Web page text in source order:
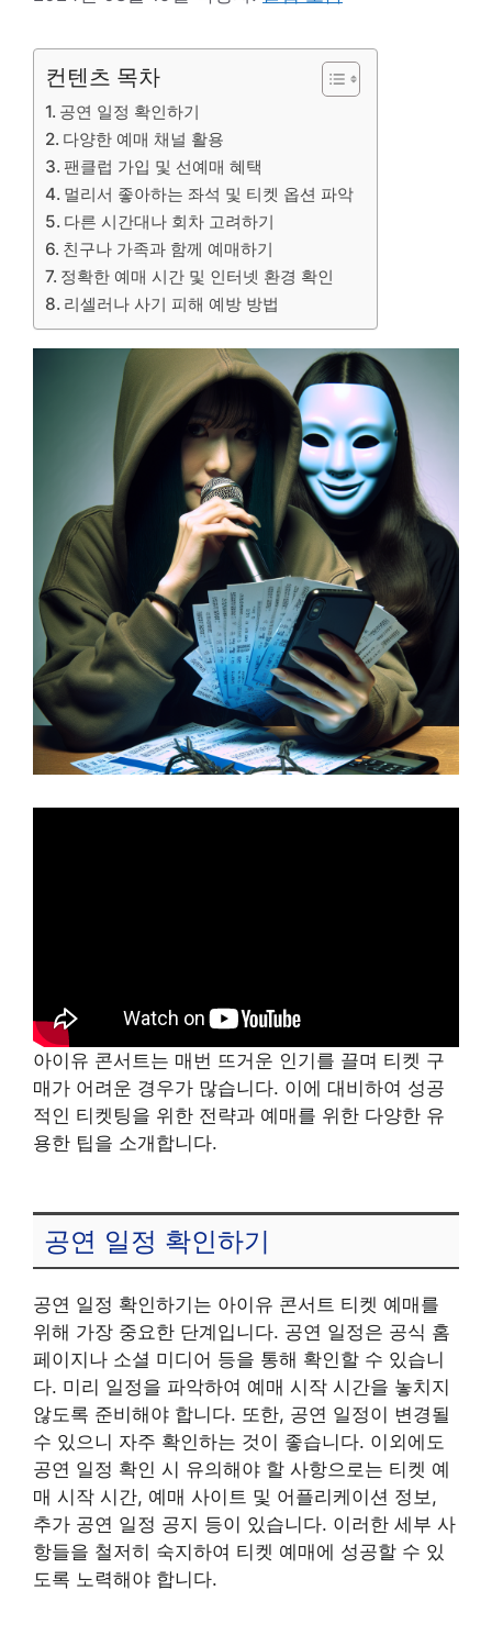
컨텐츠 목차
공연 일정 확인하기
다양한 예매 채널 활용
팬클럽 가입 및 선예매 혜택
멀리서 좋아하는 좌석 및 티켓 옵션 파악
다른 시간대나 회차 고려하기
친구나 가족과 함께 예매하기
정확한 예매 시간 및 인터넷 환경 확인
리셀러나 사기 피해 예방 방법
아이유 콘서트는 매번 뜨거운 인기를 끌며 티켓 구
매가 어려운 경우가 많습니다. 이에 대비하여 성공
적인 티켓팅을 위한 전략과 예매를 위한 다양한 유
용한 팁을 소개합니다.
공연 일정 확인하기
공연 일정 확인하기는 아이유 콘서트 티켓 예매를
위해 가장 중요한 단계입니다. 공연 일정은 공식 홈
페이지나 소셜 미디어 등을 통해 확인할 수 있습니
다. 미리 일정을 파악하여 예매 시작 시간을 놓치지
않도록 준비해야 합니다. 또한, 공연 일정이 변경될
수 있으니 자주 확인하는 것이 좋습니다. 이외에도
공연 일정 확인 시 유의해야 할 사항으로는 티켓 예
매 시작 시간, 예매 사이트 및 어플리케이션 정보,
추가 공연 일정 공지 등이 있습니다. 이러한 세부 사
항들을 철저히 숙지하여 티켓 예매에 성공할 수 있
도록 노력해야 합니다.